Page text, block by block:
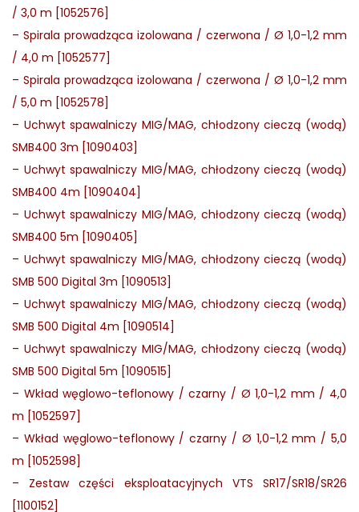
/ 3,0 m [1052576]
– Spirala prowadząca izolowana / czerwona / Ø 1,0-1,2 mm
/ 4,0 m [1052577]
– Spirala prowadząca izolowana / czerwona / Ø 1,0-1,2 mm
/ 5,0 m [1052578]
– Uchwyt spawalniczy MIG/MAG, chłodzony cieczą (wodą)
SMB400 3m [1090403]
– Uchwyt spawalniczy MIG/MAG, chłodzony cieczą (wodą)
SMB400 4m [1090404]
– Uchwyt spawalniczy MIG/MAG, chłodzony cieczą (wodą)
SMB400 5m [1090405]
– Uchwyt spawalniczy MIG/MAG, chłodzony cieczą (wodą)
SMB 500 Digital 3m [1090513]
– Uchwyt spawalniczy MIG/MAG, chłodzony cieczą (wodą)
SMB 500 Digital 4m [1090514]
– Uchwyt spawalniczy MIG/MAG, chłodzony cieczą (wodą)
SMB 500 Digital 5m [1090515]
– Wkład węglowo-teflonowy / czarny / Ø 1,0-1,2 mm / 4,0
m [1052597]
– Wkład węglowo-teflonowy / czarny / Ø 1,0-1,2 mm / 5,0
m [1052598]
– Zestaw części eksploatacyjnych VTS SR17/SR18/SR26
[1100152]